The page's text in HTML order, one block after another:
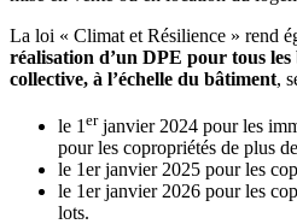
La loi « Climat et Résilience » rend
réalisation d’un DPE pour tous
collective, à l’échelle du bâtiment,
le 1 erjanvier 2024 pour les
pour les copropriétés de plus
le 1er janvier 2025 pour les
le 1er janvier 2026 pour les
lots.